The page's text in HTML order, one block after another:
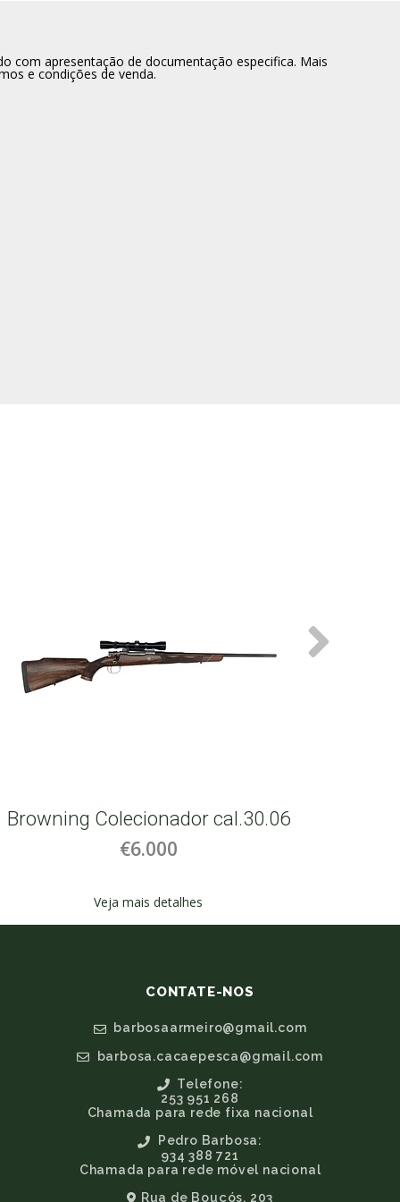
com apresentação de documentação especifica. Mais
e condições de venda.
Browning Colecionador cal.30.06
€6.000
Veja mais detalhes
CONTATE-NOS
barbosaarmeiro@gmail.com
barbosa.cacaepesca@gmail.com
Telefone:
253 951 268
Chamada para rede fixa nacional
Pedro Barbosa:
934 388 721
Chamada para rede móvel nacional
Rua de Bouçós, 203